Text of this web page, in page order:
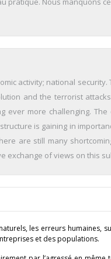
activity; national security.
and the terrorist
ever more challenging.
is gaining in
are still many
exchange of views on this
les erreurs humaines,
et des populations.